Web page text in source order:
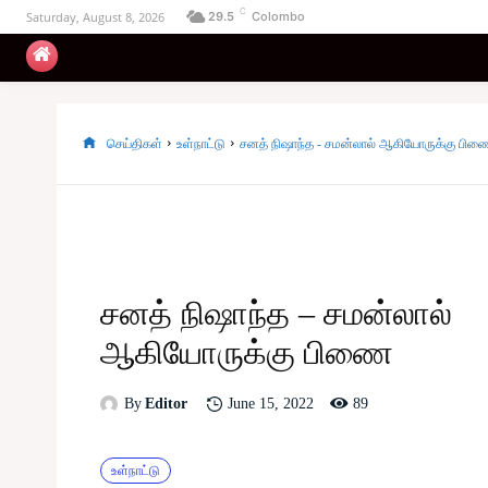
Saturday, August 8, 2026 29.5 C Colombo
செய்திகள் உள்நாட்டு சனத் நிஷாந்த - சமன்லால் ஆகியோருக்கு
சனத் நிஷாந்த – சமன்லால்
ஆகியோருக்கு பிணை
By Editor June 15, 2022 89
உள்நாட்டு